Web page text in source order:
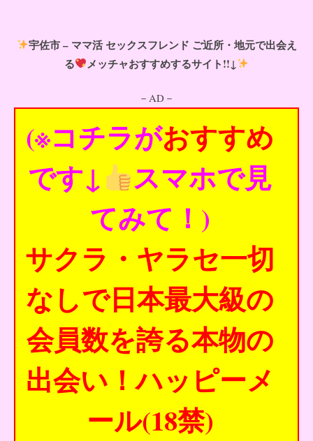
宇佐市 – ママ活 セックスフレンド ご近所・地元で出会え
る
メッチャおすすめするサイト!!↓
－AD－
(※コチラがおすすめ
です↓
スマホで見
てみて！)
サクラ・ヤラセ一切
なしで日本最大級の
会員数を誇る本物の
出会い！ハッピーメ
ール(18禁)